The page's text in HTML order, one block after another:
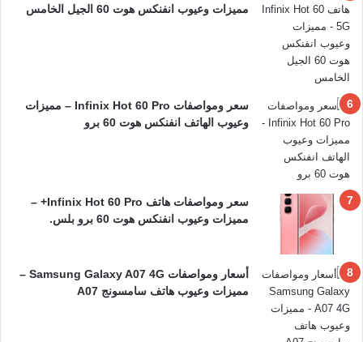
مميزات وعيوب انفنكس هوت 60 الجيل الخامس
سعر ومواصفات Infinix Hot 60 Pro – مميزات
وعيوب الهاتف انفنكس هوت 60 برو
سعر ومواصفات هاتف Infinix Hot 60 Pro+ –
مميزات وعيوب انفنكس هوت 60 برو بلس.
أسعار ومواصفات Samsung Galaxy A07 4G –
مميزات وعيوب هاتف سامسونج A07